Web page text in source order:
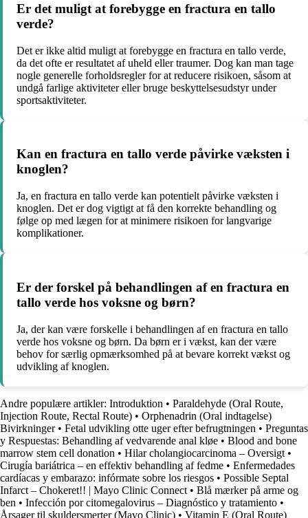
Er det muligt at forebygge en fractura en tallo
verde?
Det er ikke altid muligt at forebygge en fractura en tallo verde,
da det ofte er resultatet af uheld eller traumer. Dog kan man tage
nogle generelle forholdsregler for at reducere risikoen, såsom at
undgå farlige aktiviteter eller bruge beskyttelsesudstyr under
sportsaktiviteter.
Kan en fractura en tallo verde påvirke væksten i
knoglen?
Ja, en fractura en tallo verde kan potentielt påvirke væksten i
knoglen. Det er dog vigtigt at få den korrekte behandling og
følge op med lægen for at minimere risikoen for langvarige
komplikationer.
Er der forskel på behandlingen af en fractura en
tallo verde hos voksne og børn?
Ja, der kan være forskelle i behandlingen af en fractura en tallo
verde hos voksne og børn. Da børn er i vækst, kan der være
behov for særlig opmærksomhed på at bevare korrekt vækst og
udvikling af knoglen.
Andre populære artikler: Introduktion • Paraldehyde (Oral Route,
Injection Route, Rectal Route) • Orphenadrin (Oral indtagelse)
Bivirkninger • Fetal udvikling otte uger efter befrugtningen • Preguntas
y Respuestas: Behandling af vedvarende anal kløe • Blood and bone
marrow stem cell donation • Hilar cholangiocarcinoma – Oversigt •
Cirugía bariátrica – en effektiv behandling af fedme • Enfermedades
cardíacas y embarazo: infórmate sobre los riesgos • Possible Septal
Infarct – Chokeret!! | Mayo Clinic Connect • Blå mærker på arme og
ben • Infección por citomegalovirus – Diagnóstico y tratamiento •
Årsager til skuldersmerter (Mayo Clinic) • Vitamin E (Oral Route)